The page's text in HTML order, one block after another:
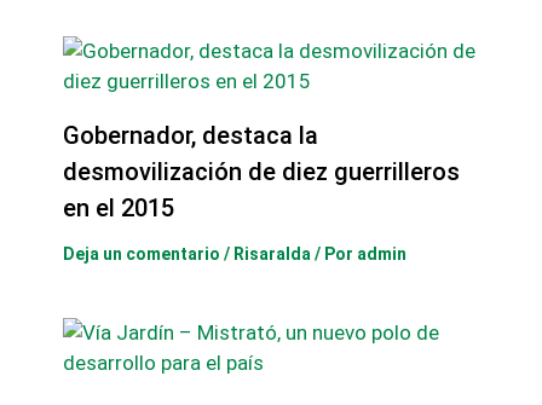
Gobernador, destaca la
desmovilización de diez guerrilleros
en el 2015
Deja un comentario / Risaralda / Por admin